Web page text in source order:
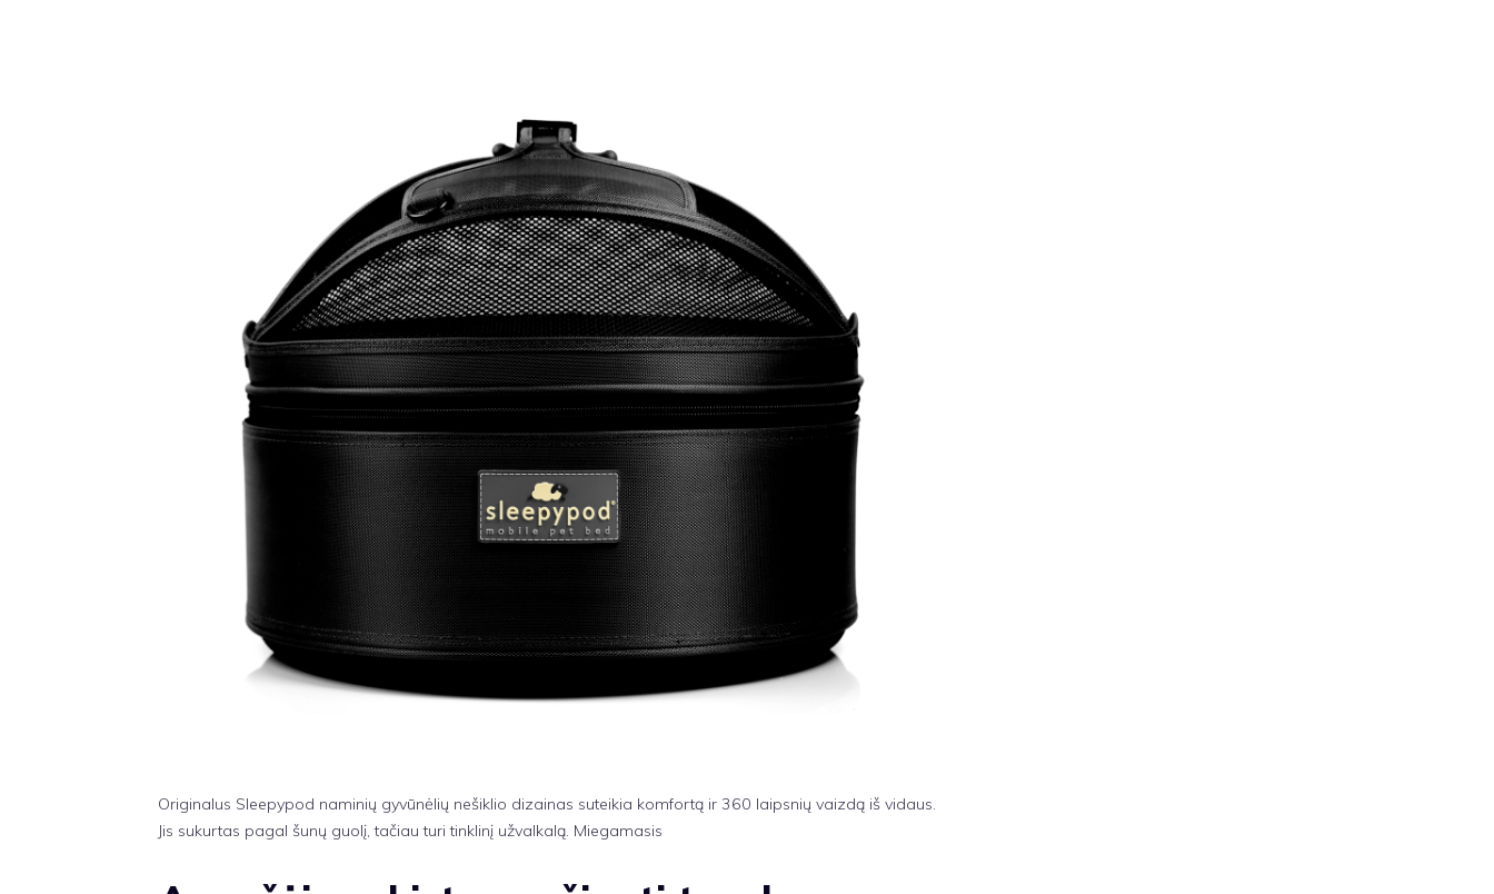
Originalus Sleepypod naminių gyvūnėlių nešiklio dizainas suteikia komfortą ir 360 laipsnių vaizdą iš vidaus.
Jis sukurtas pagal šunų guolį, tačiau turi tinklinį užvalkalą. Miegamasis